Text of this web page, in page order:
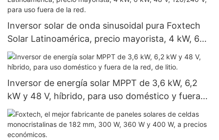
Inversor solar de onda sinusoidal pura Foxtech
Solar Latinoamérica, precio mayorista, 4 kW, 6
kW, 48 V, 120/240 V, para uso fuera de la red.
Inversor de energía solar MPPT de 3,6 kW, 6,2
kW y 48 V, híbrido, para uso doméstico y fuera
de la red, de litio.